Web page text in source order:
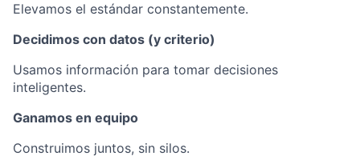
Elevamos el estándar constantemente.
Decidimos con datos (y criterio)
Usamos información para tomar decisiones
inteligentes.
Ganamos en equipo
Construimos juntos, sin silos.